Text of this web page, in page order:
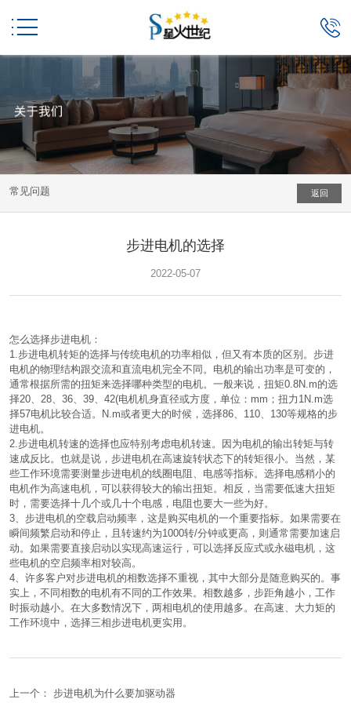
 
常见问题 返回
步进电机的选择
2022-05-07
怎么选择步进电机：
1.步进电机转矩的选择与传统电机的功率相似，但又有本质的区别。步进
电机的物理结构跟交流和直流电机完全不同。电机的输出功率是可变的，
通常根据所需的扭矩来选择哪种类型的电机。一般来说，扭矩0.8N.m的选
择20、28、36、39、42(电机机身直径或方度，单位：mm；扭力1N.m选
择57电机比较合适。N.m或者更大的时候，选择86、110、130等规格的步
进电机。
2.步进电机转速的选择也应特别考虑电机转速。因为电机的输出转矩与转
速成反比。也就是说，步进电机在高速旋转状态下的转矩很小。当然，某
些工作环境需要测量步进电机的线圈电阻、电感等指标。选择电感稍小的
电机作为高速电机，可以获得较大的输出扭矩。相反，当需要低速大扭矩
时，需要选择十几个或几十个电感，电阻也要大一些为好。
3、步进电机的空载启动频率，这是购买电机的一个重要指标。如果需要在
瞬间频繁启动和停止，且转速约为1000转/分钟或更高，则通常需要加速启
动。如果需要直接启动以实现高速运行，可以选择反应式或永磁电机，这
些电机的空启频率相对较高。
4、许多客户对步进电机的相数选择不重视，其中大部分是随意购买的。事
实上，不同相数的电机有不同的工作效果。相数越多，步距角越小，工作
时振动越小。在大多数情况下，两相电机的使用越多。在高速、大力矩的
工作环境中，选择三相步进电机更实用。
上一个： 步进电机为什么要加驱动器